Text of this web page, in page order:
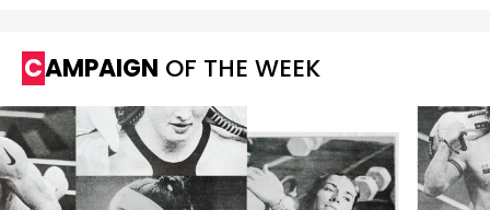
CAMPAIGN OF THE WEEK